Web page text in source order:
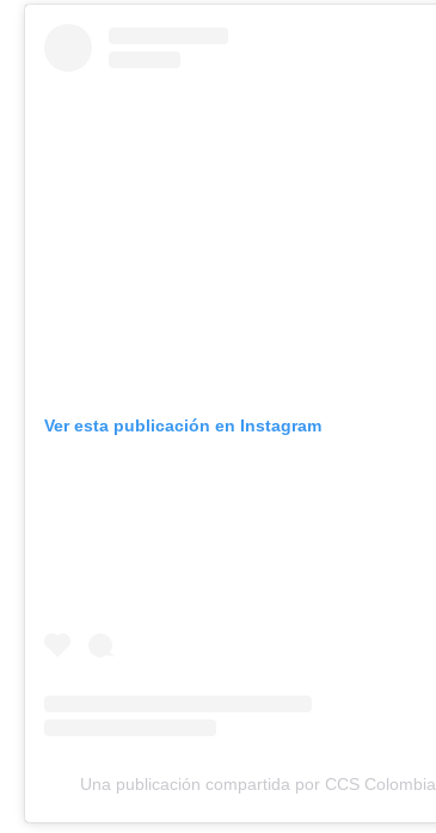
Ver esta publicación en Instagram
Una publicación compartida por CCS Colombia